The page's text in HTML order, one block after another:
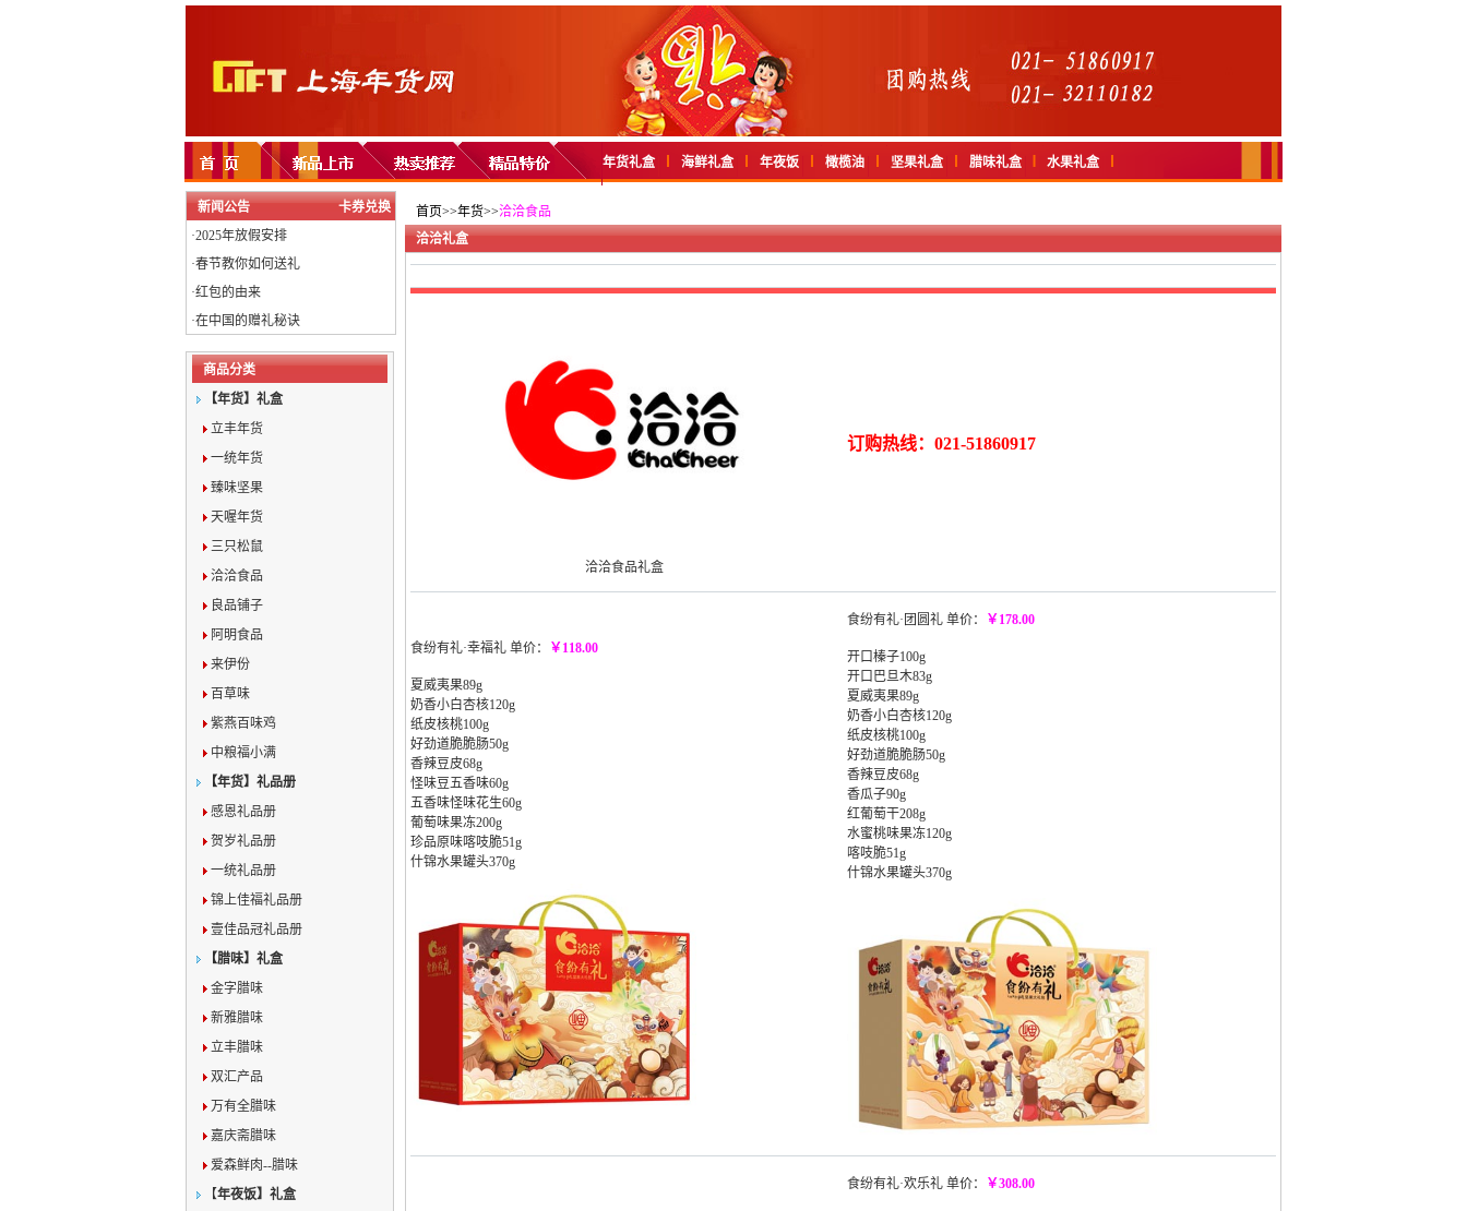
年货礼盒 海鲜礼盒 年夜饭 橄榄油 坚果礼盒 腊味礼盒 水果礼盒
新闻公告
卡券兑换
·2025年放假安排
·春节教你如何送礼
·红包的由来
·在中国的赠礼秘诀
商品分类
【年货】礼盒
立丰年货
一统年货
臻味坚果
天喔年货
三只松鼠
洽洽食品
良品铺子
阿明食品
来伊份
百草味
紫燕百味鸡
中粮福小满
【年货】礼品册
感恩礼品册
贺岁礼品册
一统礼品册
锦上佳福礼品册
壹佳品冠礼品册
【腊味】礼盒
金字腊味
新雅腊味
立丰腊味
双汇产品
万有全腊味
嘉庆斋腊味
爱森鲜肉--腊味
【年夜饭】礼盒
首页>>年货>>洽洽食品
洽洽礼盒
洽洽食品礼盒
订购热线：021-51860917
食纷有礼·幸福礼 单价： ￥118.00
夏威夷果89g
奶香小白杏核120g
纸皮核桃100g
好劲道脆脆肠50g
香辣豆皮68g
怪味豆五香味60g
五香味怪味花生60g
葡萄味果冻200g
珍品原味喀吱脆51g
什锦水果罐头370g
食纷有礼·团圆礼 单价： ￥178.00
开口榛子100g
开口巴旦木83g
夏威夷果89g
奶香小白杏核120g
纸皮核桃100g
好劲道脆脆肠50g
香辣豆皮68g
香瓜子90g
红葡萄干208g
水蜜桃味果冻120g
喀吱脆51g
什锦水果罐头370g
食纷有礼·欢乐礼 单价： ￥308.00